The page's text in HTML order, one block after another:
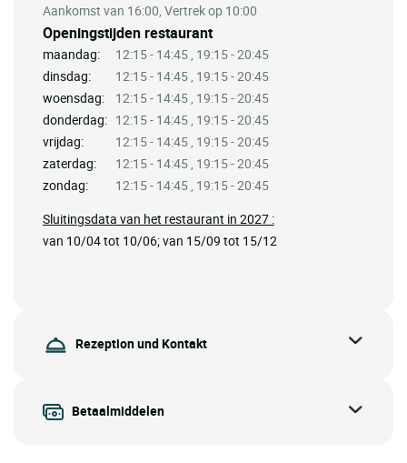
Aankomst van 16:00, Vertrek op 10:00
Openingstijden restaurant
maandag:
12:15 - 14:45 , 19:15 - 20:45
dinsdag:
12:15 - 14:45 , 19:15 - 20:45
woensdag:
12:15 - 14:45 , 19:15 - 20:45
donderdag: 12:15 - 14:45 , 19:15 - 20:45
vrijdag:
12:15 - 14:45 , 19:15 - 20:45
zaterdag:
12:15 - 14:45 , 19:15 - 20:45
zondag:
12:15 - 14:45 , 19:15 - 20:45
Sluitingsdata van het restaurant in 2027 :
van 10/04 tot 10/06; van 15/09 tot 15/12
Rezeption und Kontakt
Betaalmiddelen